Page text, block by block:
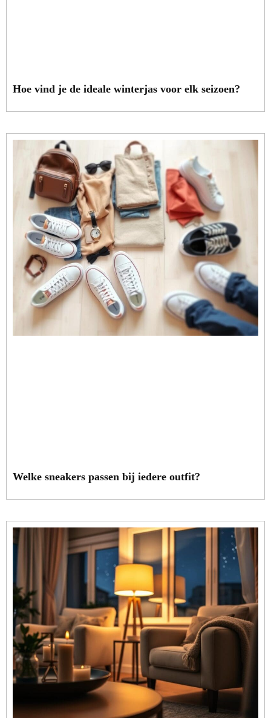
Hoe vind je de ideale winterjas voor elk seizoen?
Welke sneakers passen bij iedere outfit?